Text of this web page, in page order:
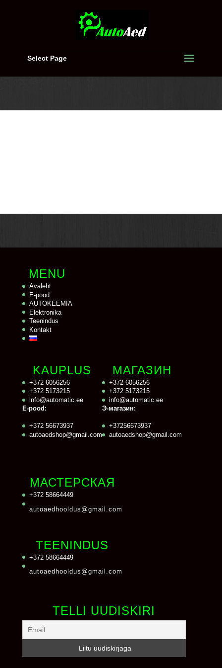
Select Page
MENU
Avaleht
E-pood
AUTOKEEMIA
Elektronika
Teenindus
Kontakt
KAUPLUS
+372 6056256
+372 5173215
info@automatic.ee
E-pood:
+372 56673937
autoaedshop@gmail.com
МАГАЗИН
+372 6056256
+372 5173215
info@automatic.ee
Э-магазин:
+37256673937
autoaedshop@gmail.com
МАСТЕРСКАЯ
+372 58664449
autoaedhooldus@gmail.com
TEENINDUS
+372 58664449
autoaedhooldus@gmail.com
TELLI UUDISKIRI